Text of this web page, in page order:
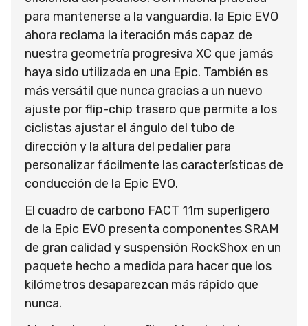
para mantenerse a la vanguardia, la Epic EVO
ahora reclama la iteración más capaz de
nuestra geometría progresiva XC que jamás
haya sido utilizada en una Epic. También es
más versátil que nunca gracias a un nuevo
ajuste por flip-chip trasero que permite a los
ciclistas ajustar el ángulo del tubo de
dirección y la altura del pedalier para
personalizar fácilmente las características de
conducción de la Epic EVO.
El cuadro de carbono FACT 11m superligero
de la Epic EVO presenta componentes SRAM
de gran calidad y suspensión RockShox en un
paquete hecho a medida para hacer que los
kilómetros desaparezcan más rápido que
nunca.